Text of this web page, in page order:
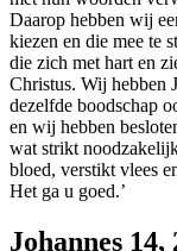
Daarop hebben wij
kiezen en die mee te
die zich met hart en
Christus. Wij hebben
dezelfde boodschap
en wij hebben
wat strikt
bloed, verstikt vlees
Het ga u goed.’
Johannes 14,